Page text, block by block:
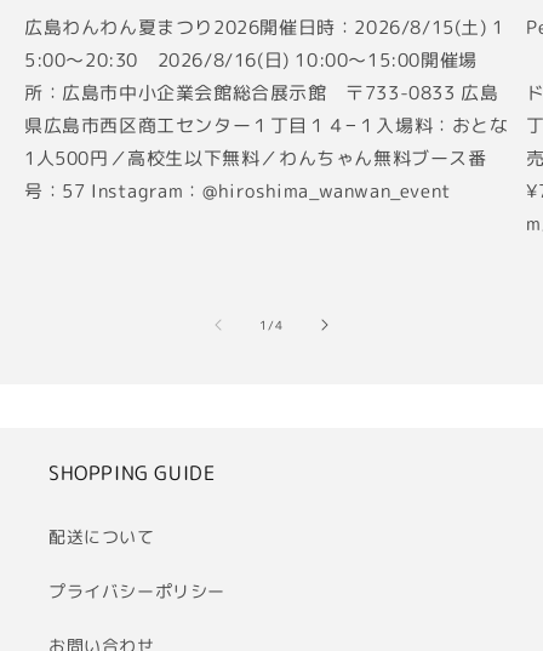
広島わんわん夏まつり2026開催日時：2026/8/15(土) 1
5:00〜20:30 2026/8/16(日) 10:00〜15:00開催場
所：広島市中小企業会館総合展示館 〒733-0833 広島
県広島市西区商工センター１丁目１４−１入場料：おとな
1人500円／高校生以下無料／わんちゃん無料ブース番
号：57 Instagram：@hiroshima_wanwan_event
1 /の
4
SHOPPING GUIDE
配送について
プライバシーポリシー
お問い合わせ